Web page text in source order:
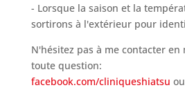
- Lorsque la saison et la
sortirons à l'extérieur pour
N'hésitez pas à me contacter en
toute question:
facebook.com/cliniqueshiatsu ou